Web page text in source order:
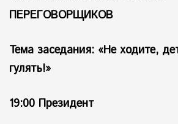
ПЕРЕГОВОРЩИКОВ
Тема заседания: «Не ходите,
гулять!»
19:00 Президент